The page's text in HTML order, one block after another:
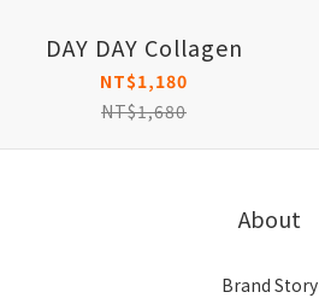
DAY DAY Collagen
NT$1,180
NT$1,680
About
Brand Story